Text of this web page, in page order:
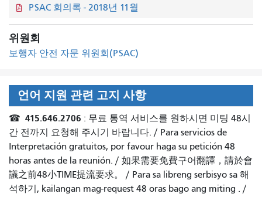
PSAC 회의록 - 2018년 11월
위원회
보행자 안전 자문 위원회(PSAC)
언어 지원 관련 고지 사항
☎ 415.646.2706 : 무료 통역 서비스를 원하시면 미팅 48시
간 전까지 요청해 주시기 바랍니다. / Para servicios de
Interpretación gratuitos, por favour haga su petición 48
horas antes de la reunión. / 如果需要免費구어翻譯，請於會
議之前48小TIME提流要求。 / Para sa libreng serbisyo sa 해
석하기, kailangan mag-request 48 oras bago ang miting . /